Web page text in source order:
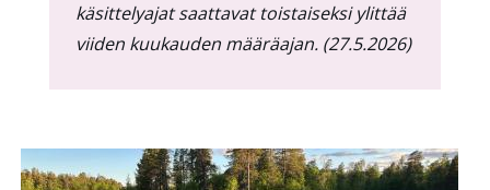
käsittelyajat saattavat toistaiseksi ylittää
viiden kuukauden määräajan. (27.5.2026)